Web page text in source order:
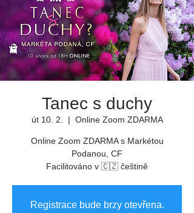
Tanec s duchy
út 10. 2.
  |
Online Zoom ZDARMA
Online Zoom ZDARMA s Markétou
Podanou, CF
Facilitováno v 🇨🇿 češtině
Registrace bude brzy otevřena.